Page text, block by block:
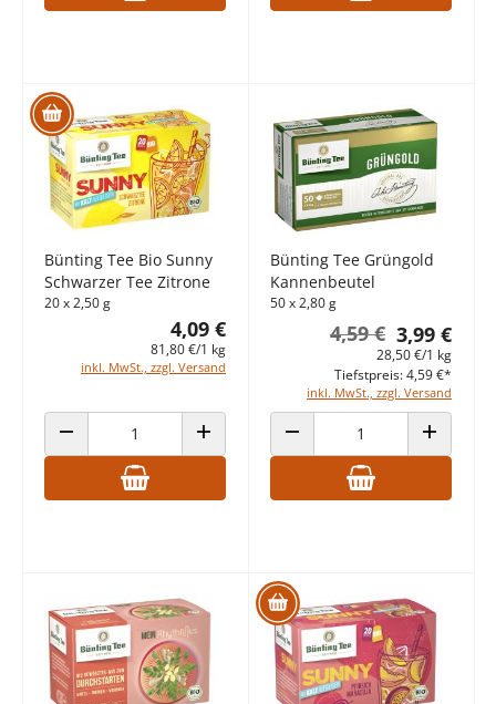
Bünting Tee Bio Sunny
Schwarzer Tee Zitrone
20 x 2,50 g
4,09 €
81,80 €/1 kg
inkl. MwSt., zzgl. Versand
ANZAHL VERRINGERN ANZAHL ERHÖHEN
Bünting Tee Grüngold
Kannenbeutel
50 x 2,80 g
3,99 €
4,59 €
28,50 €/1 kg
inkl. MwSt., zzgl. Versand
Tiefstpreis: 4,59 €*
ANZAHL VERRINGERN ANZAHL